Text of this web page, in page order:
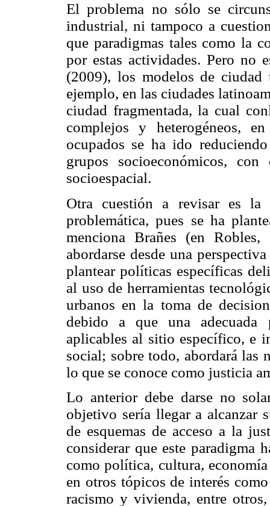
El problema no sólo se
industrial, ni tampoco a
que paradigmas tales como la
por estas actividades. Pero no
(2009), los modelos de
ejemplo, en las ciudades
ciudad fragmentada, la cual
complejos y heterogéneos,
ocupados se ha ido
grupos socioeconómicos,
socioespacial.
Otra cuestión a revisar es la
problemática, pues se ha
menciona Brañes (en
abordarse desde una
plantear políticas específicas
al uso de herramientas
urbanos en la toma de
debido a que una
aplicables al sitio específico, e
social; sobre todo, abordará las
lo que se conoce como justicia
Lo anterior debe darse no
objetivo sería llegar a alcanzar
de esquemas de acceso a la
considerar que este paradigma
como política, cultura,
en otros tópicos de interés
racismo y vivienda, entre